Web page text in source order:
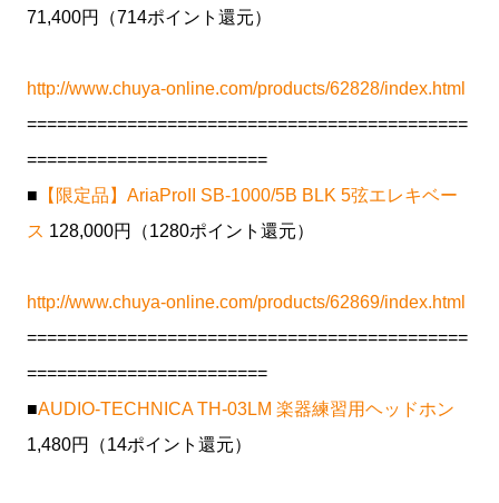
71,400円（714ポイント還元）
http://www.chuya-online.com/products/62828/index.html
============================================
========================
■ 【限定品】AriaProII SB-1000/5B BLK 5弦エレキベー
ス 128,000円（1280ポイント還元）
http://www.chuya-online.com/products/62869/index.html
============================================
========================
■AUDIO-TECHNICA TH-03LM 楽器練習用ヘッドホン
1,480円（14ポイント還元）